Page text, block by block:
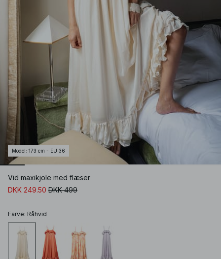
Model : 173 cm - EU 36
Vid maxikjole med flæser
DKK 249.50 DKK 499
Farve: Råhvid